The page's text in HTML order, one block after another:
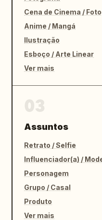
Cena de Cinema /
Anime / Mangá
Ilustração
Esboço / Arte Linear
Ver mais
Assuntos
Retrato / Selfie
Influenciador(a) /
Personagem
Grupo / Casal
Produto
Ver mais